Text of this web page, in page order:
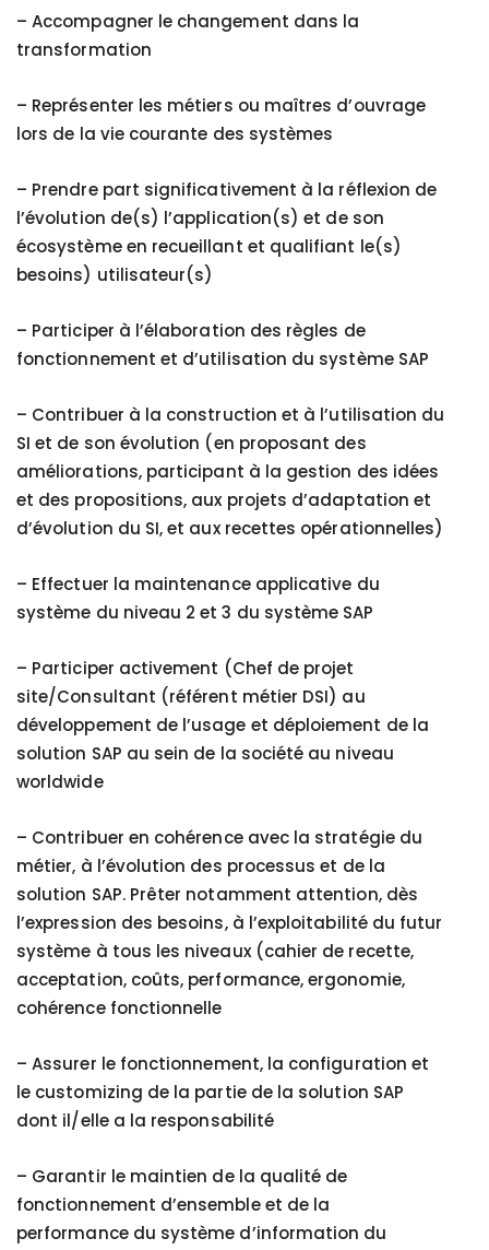
– Accompagner le changement dans la
transformation
– Représenter les métiers ou maîtres d’ouvrage
lors de la vie courante des systèmes
– Prendre part significativement à la réflexion de
l’évolution de(s) l’application(s) et de son
écosystème en recueillant et qualifiant le(s)
besoins) utilisateur(s)
– Participer à l’élaboration des règles de
fonctionnement et d’utilisation du système SAP
– Contribuer à la construction et à l’utilisation du
SI et de son évolution (en proposant des
améliorations, participant à la gestion des idées
et des propositions, aux projets d’adaptation et
d’évolution du SI, et aux recettes opérationnelles)
– Effectuer la maintenance applicative du
système du niveau 2 et 3 du système SAP
– Participer activement (Chef de projet
site/Consultant (référent métier DSI) au
développement de l’usage et déploiement de la
solution SAP au sein de la société au niveau
worldwide
– Contribuer en cohérence avec la stratégie du
métier, à l’évolution des processus et de la
solution SAP. Prêter notamment attention, dès
l’expression des besoins, à l’exploitabilité du futur
système à tous les niveaux (cahier de recette,
acceptation, coûts, performance, ergonomie,
cohérence fonctionnelle
–Assurer le fonctionnement, la configuration et
le customizing de la partie de la solution SAP
dont il/elle a la responsabilité
– Garantir le maintien de la qualité de
fonctionnement d’ensemble et de la
performance du système d’information du